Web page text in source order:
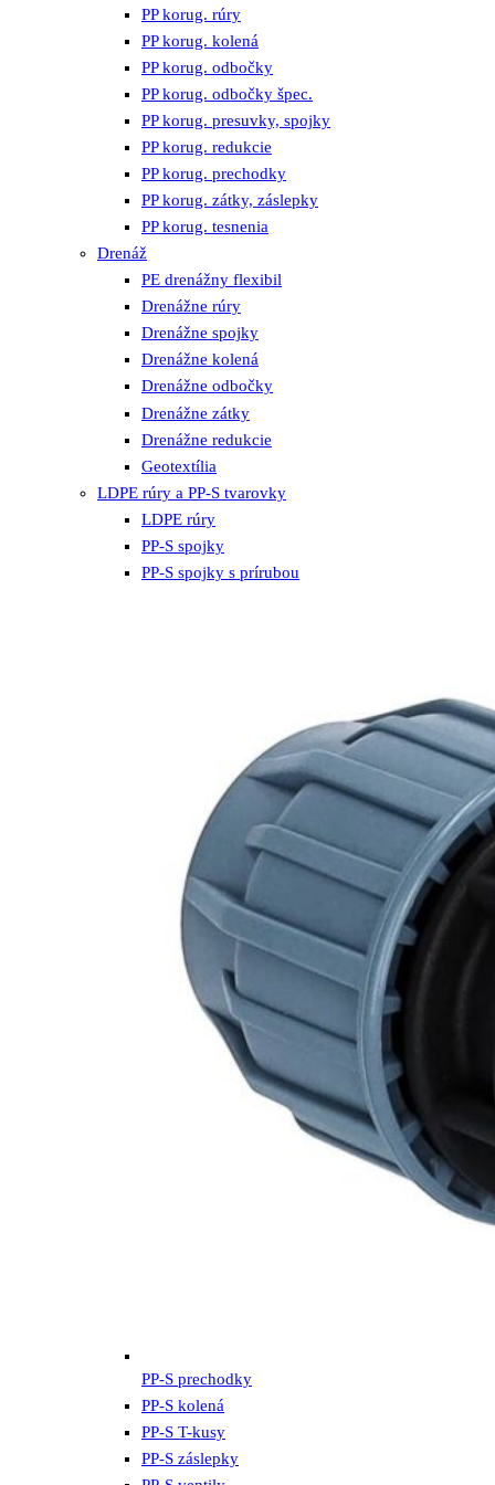
PP korug. rúry
PP korug. kolená
PP korug. odbočky
PP korug. odbočky špec.
PP korug. presuvky, spojky
PP korug. redukcie
PP korug. prechodky
PP korug. zátky, záslepky
PP korug. tesnenia
Drenáž
PE drenážny flexibil
Drenážne rúry
Drenážne spojky
Drenážne kolená
Drenážne odbočky
Drenážne zátky
Drenážne redukcie
Geotextília
LDPE rúry a PP-S tvarovky
LDPE rúry
PP-S spojky
PP-S spojky s prírubou
PP-S prechodky
PP-S kolená
PP-S T-kusy
PP-S záslepky